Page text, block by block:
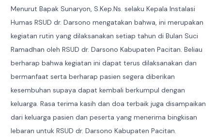
Menurut Bapak Sunaryon, S.Kep.Ns. selaku Kepala Instalasi
Humas RSUD dr. Darsono mengatakan bahwa, ini merupakan
kegiatan rutin yang dilaksanakan setiap tahun di Bulan Suci
Ramadhan oleh RSUD dr. Darsono Kabupaten Pacitan. Beliau
berharap bahwa kegiatan ini dapat terus dilaksanakan dan
bermanfaat serta berharap pasien segera diberikan
kesembuhan supaya dapat kembali berkumpul dengan
keluarga. Rasa terima kasih dan doa terbaik juga disampaikan
dari keluarga pasien dan peserta yang menerima bingkisan
lebaran untuk RSUD dr. Darsono Kabupaten Pacitan.